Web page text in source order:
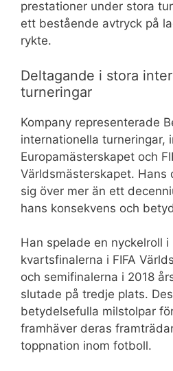
prestationer under stora
ett bestående avtryck på
rykte.
Deltagande i stora
turneringar
Kompany representerade
internationella turneringar,
Europamästerskapet och
Världsmästerskapet. Hans
sig över mer än ett
hans konsekvens och
Han spelade en nyckelroll i
kvartsfinalerna i FIFA
och semifinalerna i 2018
slutade på tredje plats.
betydelsefulla milstolpar
framhäver deras
toppnation inom fotboll.